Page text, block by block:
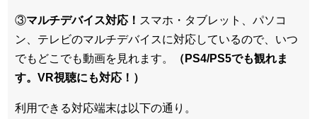
③マルチデバイス対応！ スマホ・タブレット、パソコ
ン、テレビのマルチデバイスに対応しているので、いつ
でもどこでも動画を見れます。
（PS4/PS5でも観れま
す。VR視聴にも対応！）
利用できる対応端末は以下の通り。